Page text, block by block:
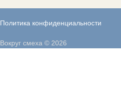
Политика конфиденциальности
Вокруг смеха © 2026